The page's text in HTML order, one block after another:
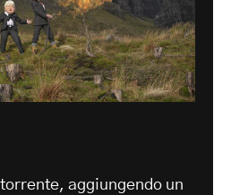
aggiungendo un